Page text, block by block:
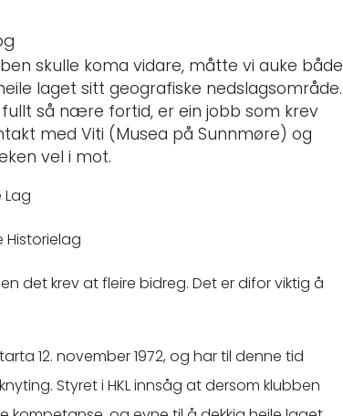
skulle koma vidare, måtte vi auke både
laget sitt geografiske nedslagsområde.
så nære fortid, er ein jobb som krev
med Viti (Musea på Sunnmøre) og
vel i mot.
Lag
Historielag
det krev at fleire bidreg. Det er difor viktig å
12. november 1972, og har til denne tid
Styret i HKL innsåg at dersom klubben